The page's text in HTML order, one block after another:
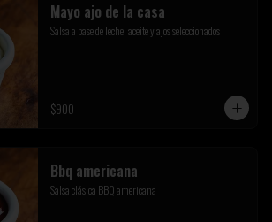
Mayo ajo de la casa
Salsa a base de leche, aceite y ajos seleccionados
$900
Bbq americana
Salsa clásica BBQ americana